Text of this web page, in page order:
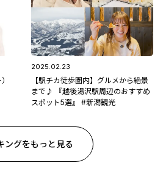
2025.02.23
【駅チカ徒歩圏内】グルメから絶景
まで♪ 『越後湯沢駅周辺のおすすめ
スポット5選』 #新潟観光
ングをもっと見る